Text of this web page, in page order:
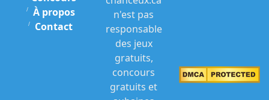
À propos
Contact
n'est pas
responsable
des jeux
gratuits,
concours
gratuits et